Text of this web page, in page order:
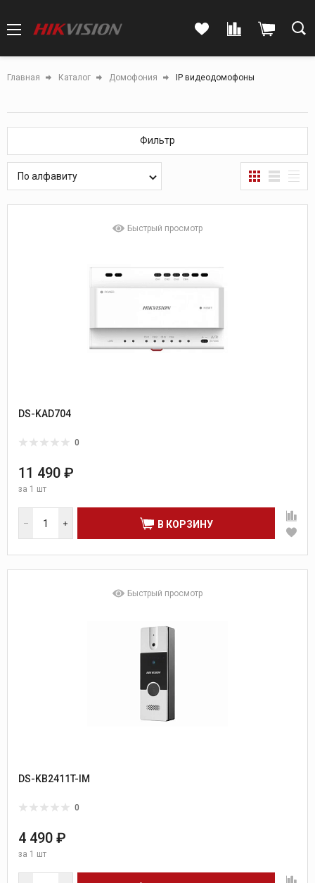
Главная Каталог Домофония IP видеодомофоны
Фильтр
По алфавиту
Быстрый просмотр
DS-KAD704
0
11 490 ₽
за 1 шт
В КОРЗИНУ
Быстрый просмотр
DS-KB2411T-IM
0
4 490 ₽
за 1 шт